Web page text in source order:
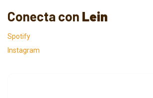
Conecta con Lein
Spotify
Instagram